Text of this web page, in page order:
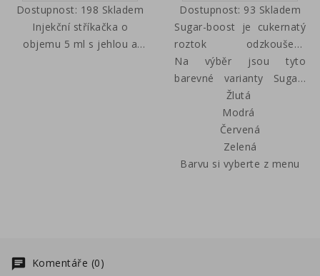
kohoutku nechte
napuštěnou těsně pod
zúžené hrdlo, aby byla
Dostupnost: 198 Skladem
Injekční stříkačka o
objemu 5 ml s jehlou a
Dostupnost: 93 Skladem
Sugar-boost je cukernatý
roztok odzkoušený
samotnými chovateli
zapojenými do
testovacího programu.
Speciální recepturou
přípravy nedochází k
předčasnému vzniku
plísňového povlaku, tak
Na výběr jsou tyto
barevné varianty Sugar-
boostu 120 ml:
Žlutá
Modrá
Červená
Zelená
Barvu si vyberte z menu
Komentáře (0)